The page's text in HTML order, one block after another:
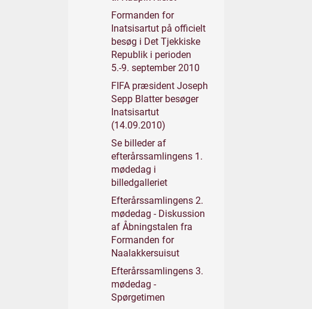
Formanden for
Inatsisartut på officielt
besøg i Det Tjekkiske
Republik i perioden
5.-9. september 2010
FIFA præsident Joseph
Sepp Blatter besøger
Inatsisartut
(14.09.2010)
Se billeder af
efterårssamlingens 1.
mødedag i
billedgalleriet
Efterårssamlingens 2.
mødedag - Diskussion
af Åbningstalen fra
Formanden for
Naalakkersuisut
Efterårssamlingens 3.
mødedag -
Spørgetimen